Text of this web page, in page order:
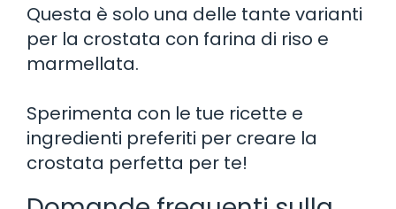
Questa è solo una delle tante varianti
per la crostata con farina di riso e
marmellata.
Sperimenta con le tue ricette e
ingredienti preferiti per creare la
crostata perfetta per te!